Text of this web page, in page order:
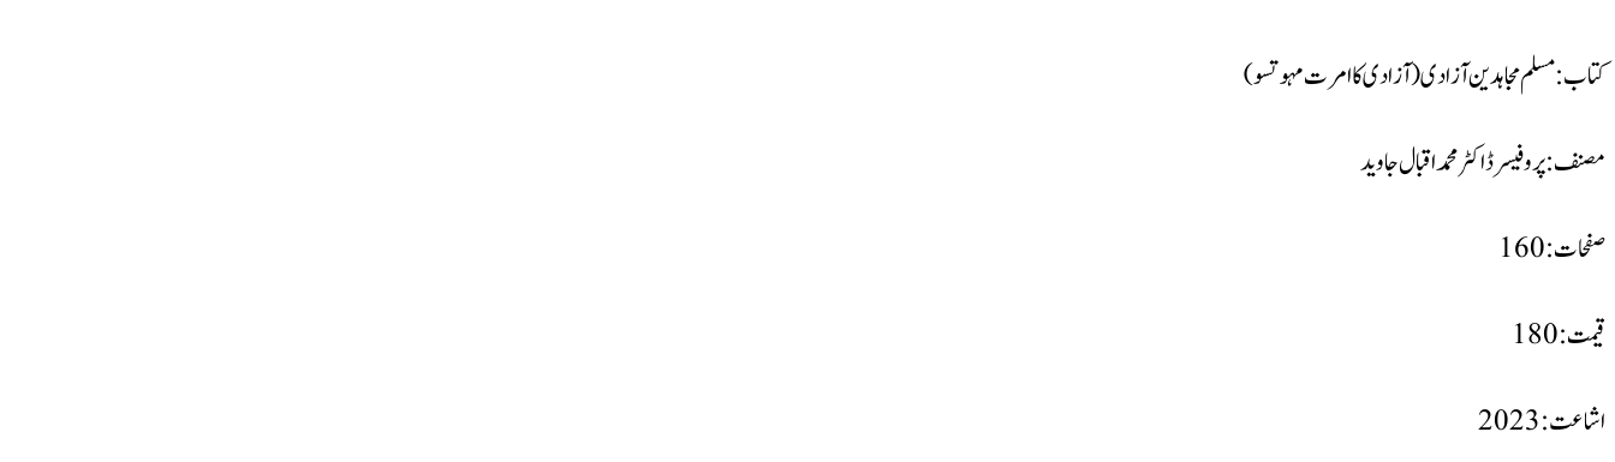
کتاب : مسلم مجاہدین آزادی(آزادی کا امرت مہوتسو)
مصنف : پروفیسر ڈاکٹر محمد اقبال جاوید
صفحات : 160
قیمت : 180
اشاعت : 2023